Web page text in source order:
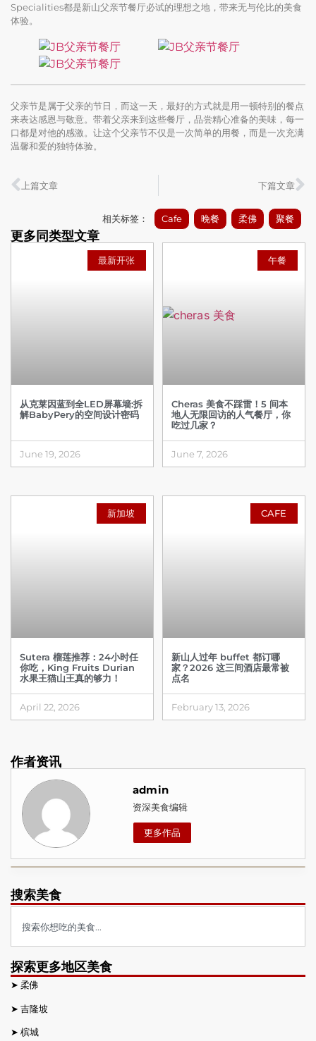
Specialities都是新山父亲节餐厅必试的理想之地，带来无与伦比的美食
体验。
父亲节是属于父亲的节日，而这一天，最好的方式就是用一顿特别的餐点
来表达感恩与敬意。带着父亲来到这些餐厅，品尝精心准备的美味，每一
口都是对他的感激。让这个父亲节不仅是一次简单的用餐，而是一次充满
温馨和爱的独特体验。
上篇文章 下篇文章
最新开张
从克莱因蓝到全LED屏幕墙:拆
解BabyPery的空间设计密码
June 19, 2026
午餐
Cheras 美食不踩雷！5 间本
地人无限回访的人气餐厅，你
吃过几家？
June 7, 2026
新加坡
Sutera 榴莲推荐：24小时任
你吃，King Fruits Durian
水果王猫山王真的够力！
April 22, 2026
CAFE
新山人过年 buffet 都订哪
家？2026 这三间酒店最常被
点名
February 13, 2026
相关标签： Cafe 晚餐 柔佛 聚餐
更多同类型文章
作者资讯
admin
资深美食编辑
更多作品
搜索美食
探索更多地区美食
➤ 柔佛
➤ 吉隆坡
➤ 槟城